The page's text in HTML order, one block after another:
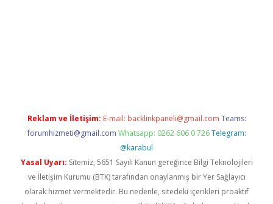
Reklam ve İletişim: E-mail: backlinkpaneli@gmail.com Teams:
forumhizmeti@gmail.com Whatsapp: 0262 606 0 726 Telegram:
@karabul
Yasal Uyarı: Sitemiz, 5651 Sayılı Kanun gereğince Bilgi Teknolojileri
ve İletişim Kurumu (BTK) tarafından onaylanmış bir Yer Sağlayıcı
olarak hizmet vermektedir. Bu nedenle, sitedeki içerikleri proaktif